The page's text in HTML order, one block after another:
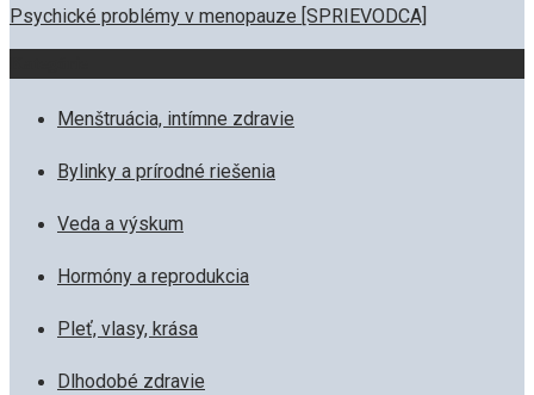
Psychické problémy v menopauze [SPRIEVODCA]
Menštruácia, intímne zdravie
Bylinky a prírodné riešenia
Veda a výskum
Hormóny a reprodukcia
Pleť, vlasy, krása
Dlhodobé zdravie